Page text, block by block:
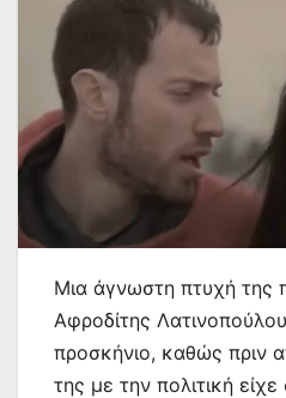
Μια άγνωστη πτυχή της
Αφροδίτης
προσκήνιο, καθώς πριν
της με την πολιτική